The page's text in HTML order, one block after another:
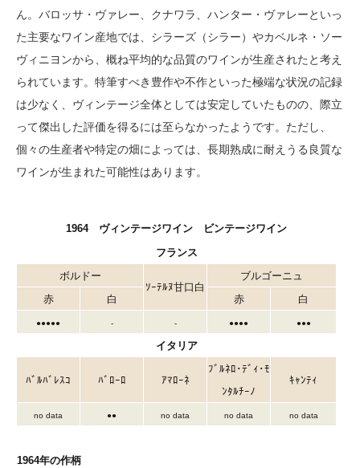
ん。バロッサ・ヴァレー、クナワラ、ハンター・ヴァレーといっ
た主要なワイン産地では、シラーズ（シラー）やカベルネ・ソー
ヴィニヨンから、概ね平均的な品質のワインが生産されたと考え
られています。特筆すべき豊作や不作といった極端な状況の記録
は少なく、ヴィンテージ全体としては安定していたものの、際立
って傑出した評価を得るには至らなかったようです。ただし、
個々の生産者や特定の畑によっては、長期熟成に耐えうる良質な
ワインが生まれた可能性はあります。
1964 ヴィンテージワイン ビンテージワイン
フランス
ボルドー
ｿｰﾃﾙﾇ甘口白
ブルゴーニュ
赤
白 赤 白
●●●●● - - ●●●● ●●●
イタリア
ﾊﾞﾙﾊﾞﾚｽｺ ﾊﾞﾛｰﾛ ｱﾏﾛｰﾈ
ﾌﾞﾙﾈﾛ･ﾃﾞｨ･ﾓ
ﾝﾀﾙﾁｰﾉ
ｷｬﾝﾃｨ
no data ●● no data no data no data
1964年の作柄